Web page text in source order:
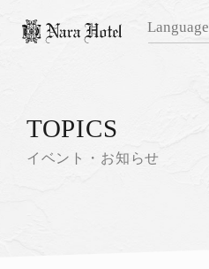
Language
イベント・お知らせ
TOPICS